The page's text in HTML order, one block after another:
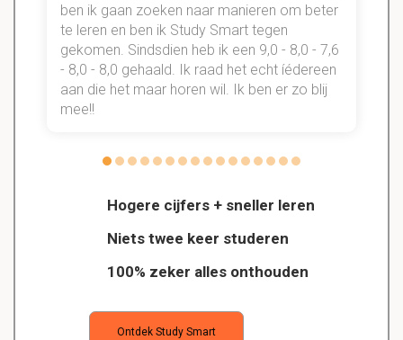
Hogere cijfers + sneller leren
Niets twee keer studeren
100% zeker alles onthouden
Ontdek Study Smart
ben ik gaan zoeken naar manieren om beter
te leren en ben ik Study Smart tegen
gekomen. Sindsdien heb ik een 9,0 - 8,0 - 7,6
- 8,0 - 8,0 gehaald. Ik raad het echt íédereen
aan die het maar horen wil. Ik ben er zo blij
mee!!